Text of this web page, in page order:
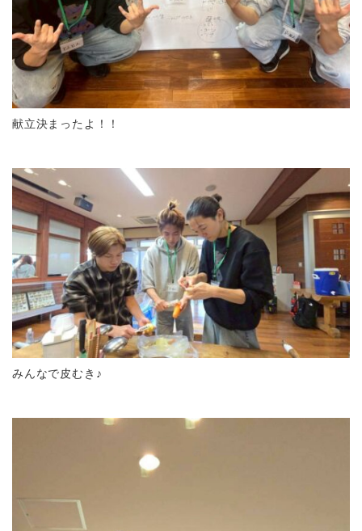
献立決まったよ！！
みんなで皮むき♪